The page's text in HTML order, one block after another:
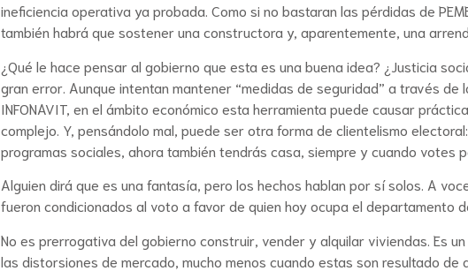
ineficiencia operativa ya probada. Como si no bastaran las pérdidas de
también habrá que sostener una constructora y, aparentemente, una
¿Qué le hace pensar al gobierno que esta es una buena idea? ¿Justicia
gran error. Aunque intentan mantener “medidas de seguridad” a través
INFONAVIT, en el ámbito económico esta herramienta puede causar
complejo. Y, pensándolo mal, puede ser otra forma de clientelismo
programas sociales, ahora también tendrás casa, siempre y cuando votes
Alguien dirá que es una fantasía, pero los hechos hablan por sí solos. A
fueron condicionados al voto a favor de quien hoy ocupa el departamento
No es prerrogativa del gobierno construir, vender y alquilar viviendas. Es
las distorsiones de mercado, mucho menos cuando estas son resultado de